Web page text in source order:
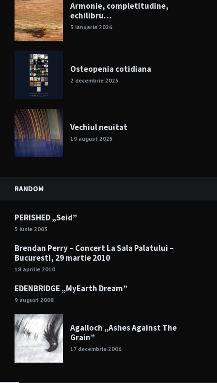
Armonie, completitudine,
echilibru…
3 ianuarie 2026
Osteopenia cotidiana
2 decembrie 2025
Vechiul neuitat
19 august 2025
RANDOM
PERISHED „Seid”
5 iunie 2003
Brendan Perry – Concert La Sala Palatului –
Bucuresti, 29 martie 2010
18 aprilie 2010
EDENBRIDGE „MyEarth Dream”
9 august 2008
Agalloch „Ashes Against The
Grain”
17 decembrie 2006